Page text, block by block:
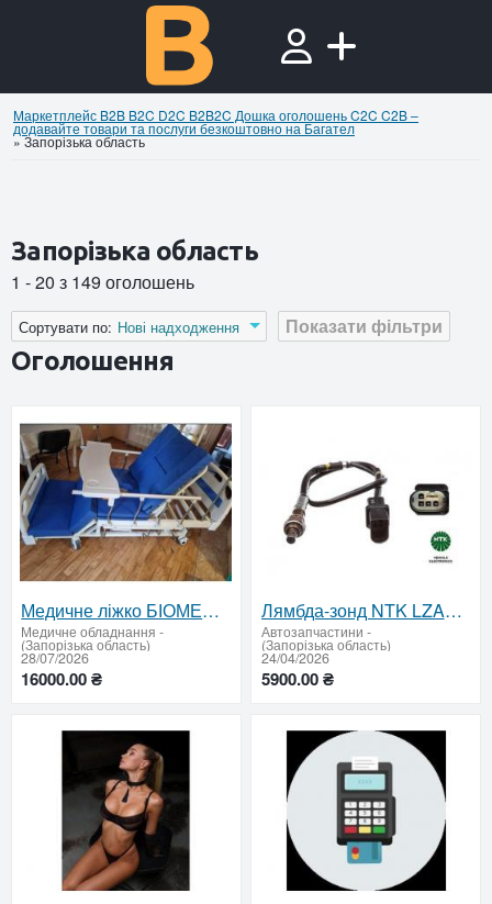
Маркетплейс B2B B2C D2C B2B2C Дошка оголошень C2C C2B –
додавайте товари та послуги безкоштовно на Багател
»Запорізька область
Запорізька область
1 - 20 з 149 оголошень
Показати фільтри
Сортувати по: Нові надходження
Оголошення
Медичне ліжко БІОМЕД FB-H5 механічне – майже нове, повний комплект
Медичне обладнання -
(Запорізька область)
28/07/2026
16000.00 ₴
Лямбда-зонд NTK LZA07-V1 / NGK 93635 (5 проводів, 750 мм) – точний контроль суміші та надійна робота
Автозапчастини -
(Запорізька область)
24/04/2026
5900.00 ₴